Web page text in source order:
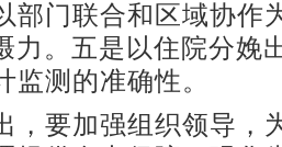
部门联合和区域协作
力。五是以住院分娩
监测的准确性。
要加强组织领导，